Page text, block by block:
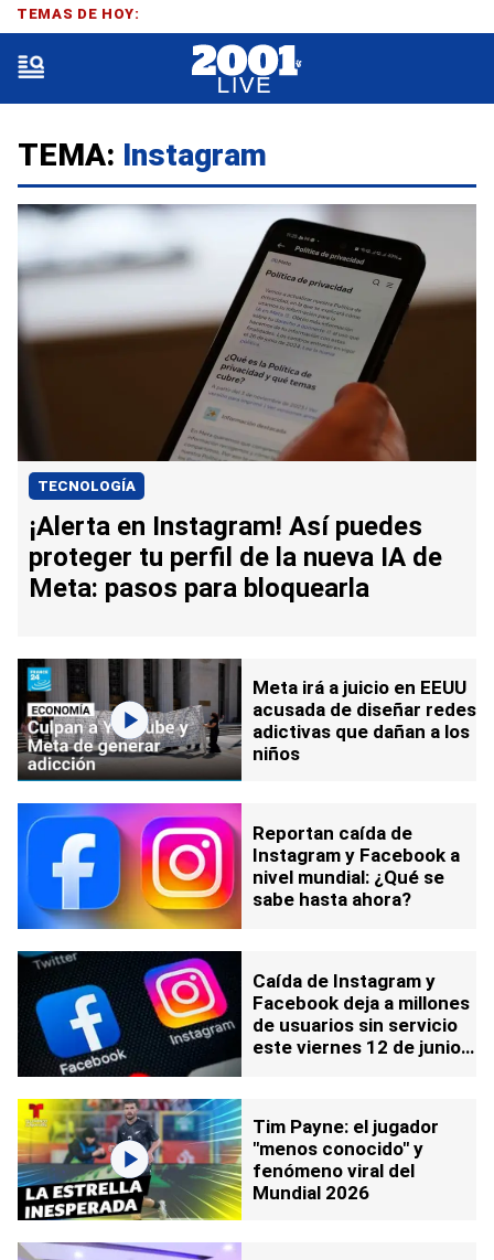
TEMA: Instagram
TECNOLOGÍA
¡Alerta en Instagram! Así puedes
proteger tu perfil de la nueva IA de
Meta: pasos para bloquearla
Meta irá a juicio en EEUU
acusada de diseñar redes
adictivas que dañan a los
niños
Reportan caída de
Instagram y Facebook a
nivel mundial: ¿Qué se
sabe hasta ahora?
Caída de Instagram y
Facebook deja a millones
de usuarios sin servicio
este viernes 12 de junio:
Tim Payne: el jugador
"menos conocido" y
fenómeno viral del
Mundial 2026
TEMAS DE HOY: